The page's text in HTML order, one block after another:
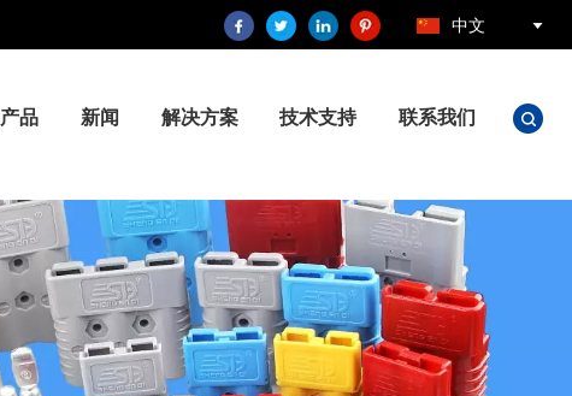
中文
产品 新闻 解决方案 技术支持 联系我们